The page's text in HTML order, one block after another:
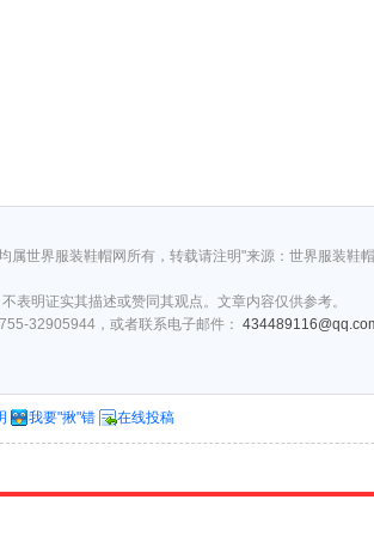
世界服装鞋帽网所有，转载请注明"来源：世界服装鞋
表明证实其描述或赞同其观点。文章内容仅供参考。
32905944，或者联系电子邮件：
我要"揪"错 在线投稿